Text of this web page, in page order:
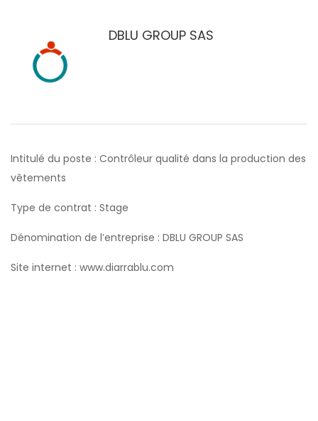
DBLU GROUP SAS
Intitulé du poste : Contrôleur qualité dans la production des
vêtements
Type de contrat : Stage
Dénomination de l’entreprise : DBLU GROUP SAS
Site internet : www.diarrablu.com